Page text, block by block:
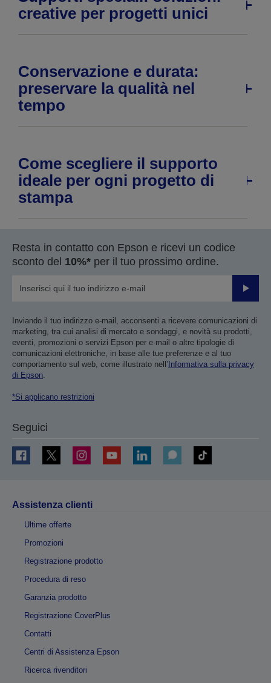
creative per progetti unici
Conservazione e durata:
preservare la qualità nel
tempo
Come scegliere il supporto
ideale per ogni progetto di
stampa
Resta in contatto con Epson e ricevi un codice
sconto del 10%* per il tuo prossimo ordine.
Invia
Inviando il tuo indirizzo e-mail, acconsenti a ricevere comunicazioni di
marketing, tra cui analisi di mercato e sondaggi, e novità su prodotti,
eventi, promozioni o servizi Epson per e-mail o altre tipologie di
comunicazioni elettroniche, in base alle tue preferenze e al tuo
comportamento sul web, come illustrato nell’ Informativa sulla privacy
di Epson.
*Si applicano restrizioni
Seguici
Assistenza clienti
Ultime offerte
Promozioni
Registrazione prodotto
Procedura di reso
Garanzia prodotto
Registrazione CoverPlus
Contatti
Centri di Assistenza Epson
Ricerca rivenditori